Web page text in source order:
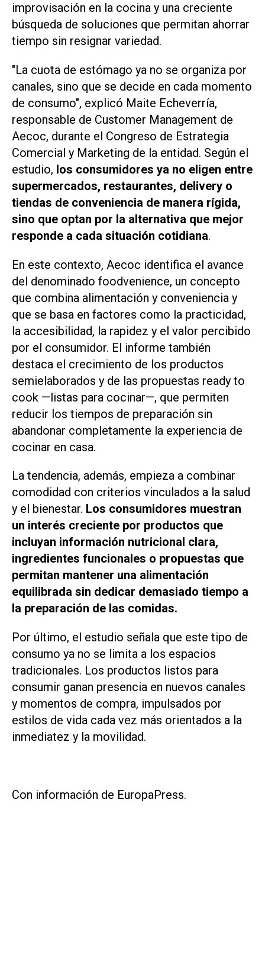
improvisación en la cocina y una creciente
búsqueda de soluciones que permitan ahorrar
tiempo sin resignar variedad.
"La cuota de estómago ya no se organiza por
canales, sino que se decide en cada momento
de consumo", explicó Maite Echeverría,
responsable de Customer Management de
Aecoc, durante el Congreso de Estrategia
Comercial y Marketing de la entidad. Según el
estudio, los consumidores ya no eligen entre
supermercados, restaurantes, delivery o
tiendas de conveniencia de manera rígida,
sino que optan por la alternativa que mejor
responde a cada situación cotidiana.
En este contexto, Aecoc identifica el avance
del denominado foodvenience, un concepto
que combina alimentación y conveniencia y
que se basa en factores como la practicidad,
la accesibilidad, la rapidez y el valor percibido
por el consumidor. El informe también
destaca el crecimiento de los productos
semielaborados y de las propuestas ready to
cook —listas para cocinar—, que permiten
reducir los tiempos de preparación sin
abandonar completamente la experiencia de
cocinar en casa.
La tendencia, además, empieza a combinar
comodidad con criterios vinculados a la salud
y el bienestar. Los consumidores muestran
un interés creciente por productos que
incluyan información nutricional clara,
ingredientes funcionales o propuestas que
permitan mantener una alimentación
equilibrada sin dedicar demasiado tiempo a
la preparación de las comidas.
Por último, el estudio señala que este tipo de
consumo ya no se limita a los espacios
tradicionales. Los productos listos para
consumir ganan presencia en nuevos canales
y momentos de compra, impulsados por
estilos de vida cada vez más orientados a la
inmediatez y la movilidad.
Con información de EuropaPress.